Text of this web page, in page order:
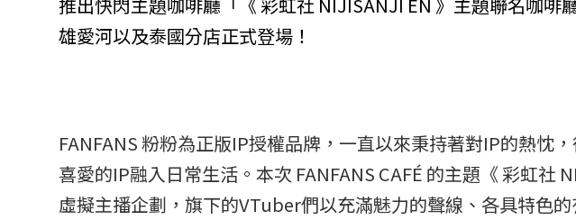
雄愛河以及泰國分店正式登場！
FANFANS 粉粉為正版IP授權品牌，一直以來秉持著對IP的熱忱
喜愛的IP融入日常生活。本次 FANFANS CAFÉ 的主題《 彩虹
虛擬主播企劃，旗下的VTuber們以充滿魅力的聲線、各具特色